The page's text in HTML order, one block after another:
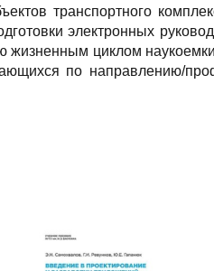
транспортного
электронных
циклом
по направлению/